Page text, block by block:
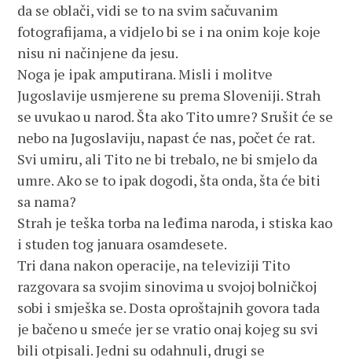
da se oblači, vidi se to na svim sačuvanim
fotografijama, a vidjelo bi se i na onim koje koje
nisu ni načinjene da jesu.
Noga je ipak amputirana. Misli i molitve
Jugoslavije usmjerene su prema Sloveniji. Strah
se uvukao u narod. Šta ako Tito umre? Srušit će se
nebo na Jugoslaviju, napast će nas, počet će rat.
Svi umiru, ali Tito ne bi trebalo, ne bi smjelo da
umre. Ako se to ipak dogodi, šta onda, šta će biti
sa nama?
Strah je teška torba na leđima naroda, i stiska kao
i studen tog januara osamdesete.
Tri dana nakon operacije, na televiziji Tito
razgovara sa svojim sinovima u svojoj bolničkoj
sobi i smješka se. Dosta oproštajnih govora tada
je bačeno u smeće jer se vratio onaj kojeg su svi
bili otpisali. Jedni su odahnuli, drugi se